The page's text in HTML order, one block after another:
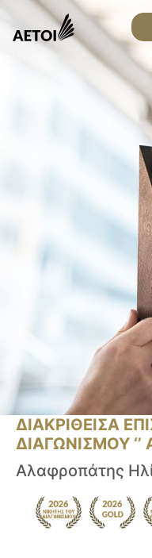
ΔΙΑΚΡΙΘΕΙΣΑ
ΔΙΑΓΩΝΙΣΜΟΥ ‘’
Αλαφροπάτης